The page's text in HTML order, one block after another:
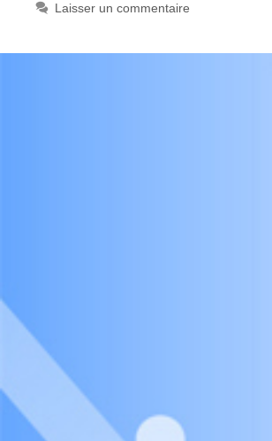
Laisser un commentaire